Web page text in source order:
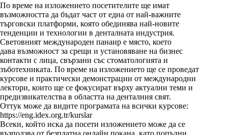
По време на изложението посетителите ще имат
възможността да бъдат част от една от най-важните
търговски платформи, която обединява най-новите
тенденции и технологии в денталната индустрия.
Световният международен панаир е място, което
дава възможност за срещи и установяване на бизнес
контакти с лица, свързани със стоматологията и
зъботехниката. По време на изложението ще се проведат
курсове и практически демонстрации от международни
лектори, които ще се фокусират върху актуални теми и
предизвикателства в областта на денталния свят.
Оттук може да видите програмата на всички курсове:
https://eng.idex.org.tr/kurslar
Всеки, който иска да посети изложението може да се
възползва от безплатна онлайн покана, като попълни